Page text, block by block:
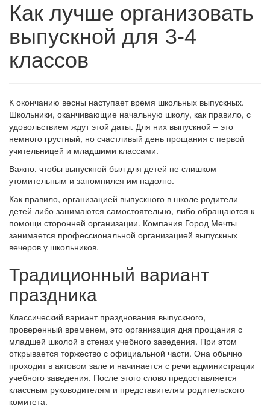
Как лучше организовать
выпускной для 3-4
классов
К окончанию весны наступает время школьных выпускных.
Школьники, оканчивающие начальную школу, как правило, с
удовольствием ждут этой даты. Для них выпускной ‒ это
немного грустный, но счастливый день прощания с первой
учительницей и младшими классами.
Важно, чтобы выпускной был для детей не слишком
утомительным и запомнился им надолго.
Как правило, организацией выпускного в школе родители
детей либо занимаются самостоятельно, либо обращаются к
помощи сторонней организации. Компания Город Мечты
занимается профессиональной организацией выпускных
вечеров у школьников.
Традиционный вариант
праздника
Классический вариант празднования выпускного,
проверенный временем, это организация дня прощания с
младшей школой в стенах учебного заведения. При этом
открывается торжество с официальной части. Она обычно
проходит в актовом зале и начинается с речи администрации
учебного заведения. После этого слово предоставляется
классным руководителям и представителям родительского
комитета.